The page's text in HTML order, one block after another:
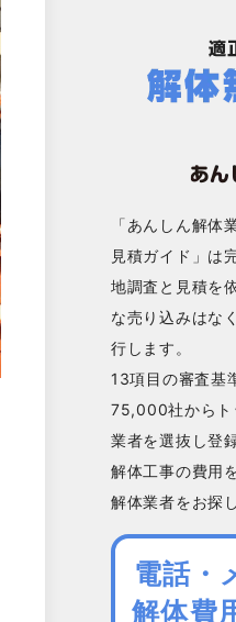
「あんしん解体
見積ガイド」は
地調査と見積を
な売り込みはな
行します。
13項目の審査基
75,000社からト
業者を選抜し登
解体工事の費用
解体業者をお探
電話・
解体費